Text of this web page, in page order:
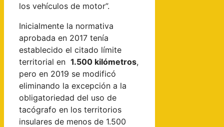
los vehículos de motor”.
Inicialmente la normativa
aprobada en 2017 tenía
establecido el citado límite
territorial en 1.500 kilómetros,
pero en 2019 se modificó
eliminando la excepción a la
obligatoriedad del uso de
tacógrafo en los territorios
insulares de menos de 1.500